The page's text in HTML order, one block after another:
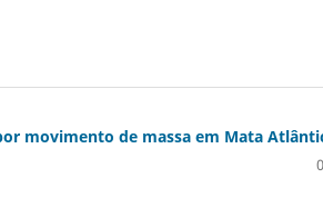
movimento de massa em Mata